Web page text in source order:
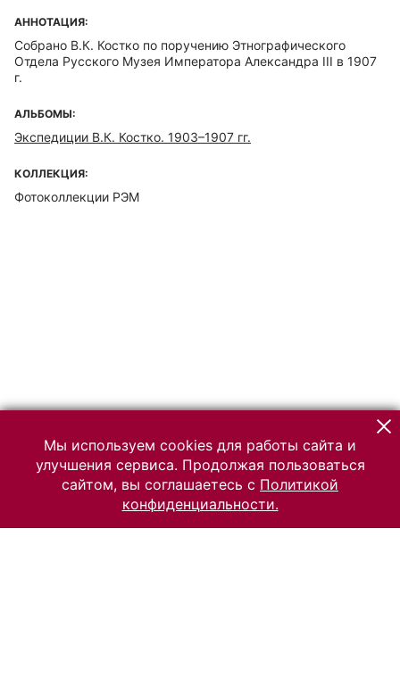
АННОТАЦИЯ:
Собрано В.К. Костко по поручению Этнографического
Отдела Русского Музея Императора Александра III в 1907
г.
АЛЬБОМЫ:
Экспедиции В.К. Костко. 1903–1907 гг.
КОЛЛЕКЦИЯ:
Фотоколлекции РЭМ
Мы используем cookies для работы сайта и
улучшения сервиса. Продолжая пользоваться
сайтом, вы соглашаетесь с Политикой
конфиденциальности.